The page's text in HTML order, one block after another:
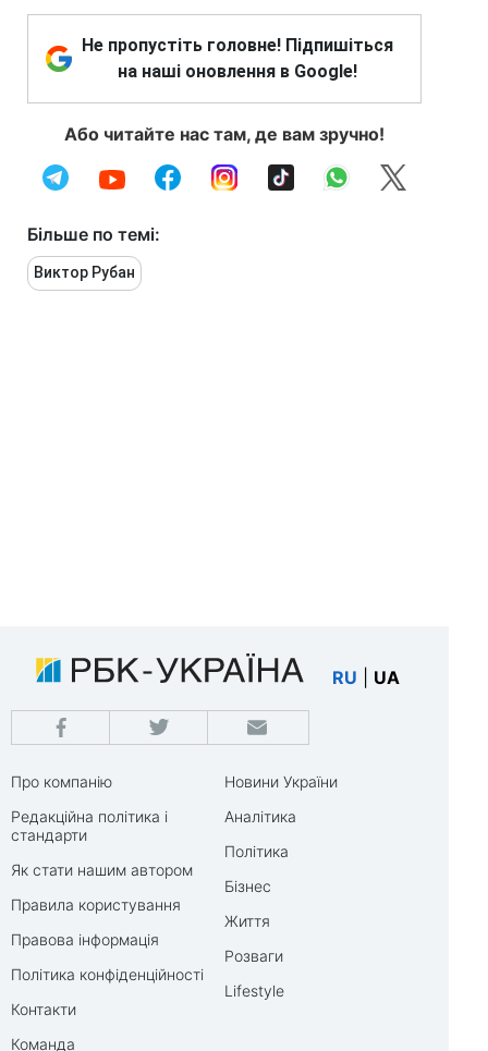
Не пропустіть головне! Підпишіться
на наші оновлення в Google!
Або читайте нас там, де вам зручно!
Більше по темі:
Виктор Рубан
RU UA
Про компанію
Редакційна політика і
стандарти
Як стати нашим автором
Правила користування
Правова інформація
Політика конфіденційності
Контакти
Команда
Новини України
Аналітика
Політика
Бізнес
Життя
Розваги
Lifestyle